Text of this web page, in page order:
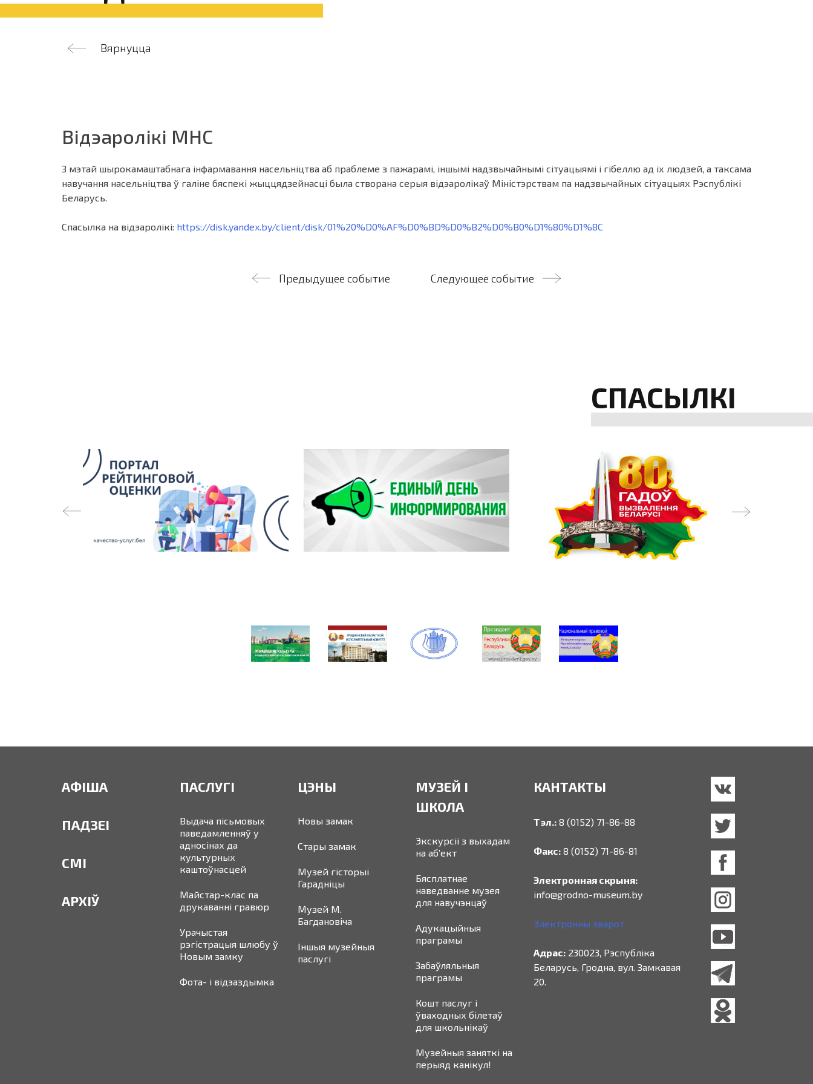
Вярнуцца
Відэаролікі МНС
З мэтай шырокамаштабнага інфармавання насельніцтва аб праблеме з пажарамі, іншымі надзвычайнымі сітуацыямі і гібеллю ад іх людзей, а таксама
навучання насельніцтва ў галіне бяспекі жыццядзейнасці была створана серыя відэаролікаў Міністэрствам па надзвычайных сітуацыях Рэспублікі
Беларусь.
Спасылка на відэаролікі: https://disk.yandex.by/client/disk/01%20%D0%AF%D0%BD%D0%B2%D0%B0%D1%80%D1%8C
Навігацыя
Предыдущее событие Следующее событие
СПАСЫЛКІ
prev next
АФІША
ПАДЗЕІ
СМІ
АРХІЎ
ПАСЛУГІ
Выдача пісьмовых
паведамленняў у
адносінах да
культурных
каштоўнасцей
Майстар-клас па
друкаванні гравюр
Урачыстая
рэгістрацыя шлюбу ў
Новым замку
Фота- і відэаздымка
ЦЭНЫ
Новы замак
Стары замак
Музей гісторыі
Гарадніцы
Музей М.
Багдановіча
Іншыя музейныя
паслугі
МУЗЕЙ І
ШКОЛА
Экскурсіі з выхадам
на аб’ект
Бясплатнае
наведванне музея
для навучэнцаў
Адукацыйныя
праграмы
Забаўляльныя
праграмы
Кошт паслуг і
ўваходных білетаў
для школьнікаў
Музейныя заняткі на
перыяд канікул!
КАНТАКТЫ
Тэл.: 8 (0152) 71-86-88
Факс: 8 (0152) 71-86-81
Электронная скрыня:
info@grodno-museum.by
Электронны зварот
Адрас: 230023, Рэспубліка
Беларусь, Гродна, вул. Замкавая
20.